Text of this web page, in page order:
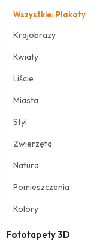
Wszystkie: Plakaty
Krajobrazy
Kwiaty
Liście
Miasta
Styl
Zwierzęta
Natura
Pomieszczenia
Kolory
Fototapety 3D